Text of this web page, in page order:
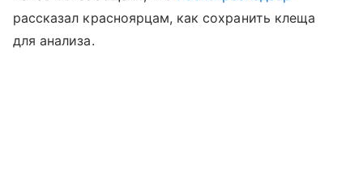
рассказал красноярцам, как сохранить клеща
для анализа.